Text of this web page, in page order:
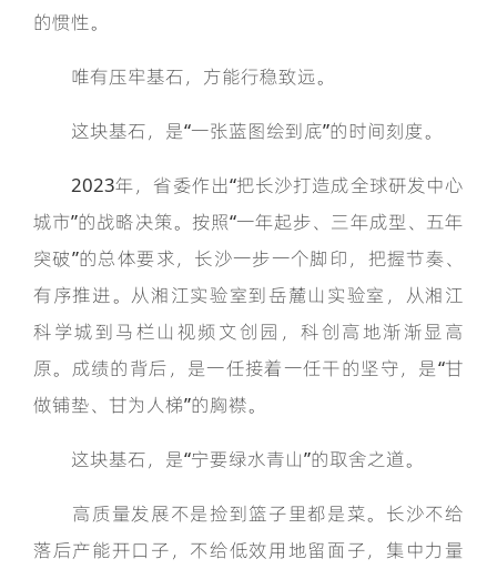
的惯性。
唯有压牢基石，方能行稳致远。
这块基石，是“一张蓝图绘到底”的时间刻度。
2023年，省委作出“把长沙打造成全球研发中心
城市”的战略决策。按照“一年起步、三年成型、五年
突破”的总体要求，长沙一步一个脚印，把握节奏、
有序推进。从湘江实验室到岳麓山实验室，从湘江
科学城到马栏山视频文创园，科创高地渐渐显高
原。成绩的背后，是一任接着一任干的坚守，是“甘
做铺垫、甘为人梯”的胸襟。
这块基石，是“宁要绿水青山”的取舍之道。
高质量发展不是捡到篮子里都是菜。长沙不给
落后产能开口子，不给低效用地留面子，集中力量